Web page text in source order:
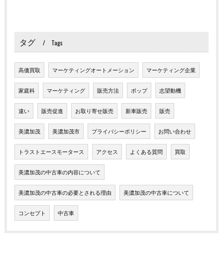
タグ Tags
高価買取 マーケティングオートメーション マーケティング企業
家庭科 マーケティング 販売方法 ポップ 志望動機
違い 販売促進 お取り寄せ販売 新車販売 販売
美濃加茂 美濃加茂市 プライバシーポリシー お問い合わせ
トラストエースモータース アクセス よくある質問 買取
美濃加茂の中古車の内容について
美濃加茂の中古車の必要とされる理由 美濃加茂の中古車について
コンセプト 中古車